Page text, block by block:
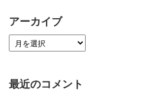
アーカイブ
最近のコメント